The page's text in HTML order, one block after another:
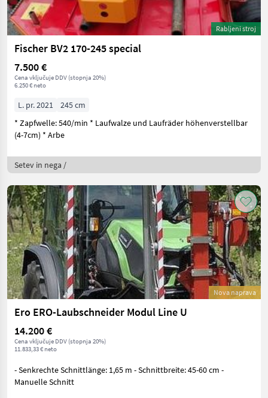
Rabljeni stroj
Fischer BV2 170-245 special
7.500 €
Cena vključuje DDV (stopnja 20%)
6.250 € neto
L. pr. 2021
245 cm
* Zapfwelle: 540/min * Laufwalze und Laufräder höhenverstellbar
(4-7cm) * Arbe
Setev in nega /
Nova naprava
Ero ERO-Laubschneider Modul Line U
14.200 €
Cena vključuje DDV (stopnja 20%)
11.833,33 € neto
- Senkrechte Schnittlänge: 1,65 m - Schnittbreite: 45-60 cm -
Manuelle Schnitt